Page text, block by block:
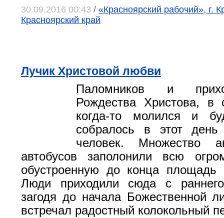
30.09.2016 00:43 / «Красноярский рабочий», г.
Красноярский край
Лучик Христовой любви
Паломников и
Рождества Христова, в
когда-то молился и
собралось в этот
человек. Множество
автобусов заполонили всю
обустроенную до конца площадь
Люди приходили сюда с
загодя до начала Божественной
встречал радостный колокольный